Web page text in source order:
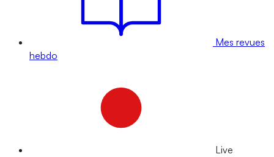
Mes revues
hebdo
Live